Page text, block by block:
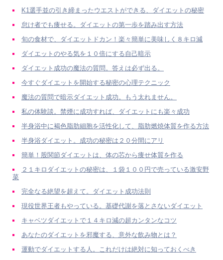
K1選手並の引き締まったウエストができる、ダイエットの秘密
怠け者でも痩せる。ダイエットの第一歩を踏み出す方法
旬の食材で、ダイエットドカン！楽々簡単に美味しく８キロ減
ダイエットのやる気を１０倍にする自己暗示
ダイエット成功の魔法の質問。答えは必ず出る。
今すぐダイエットを開始する秘密の心理テクニック
魔法の質問で暗示ダイエット成功。もう太れません。
私の体験談。禁煙に成功すれば、ダイエットにも楽々成功
半身浴中に褐色脂肪細胞を活性化して、脂肪燃焼体質を作る方法
半身浴ダイエット。成功の秘密は２０分間にアリ
簡単！股関節ダイエットは、体の芯から痩せ体質を作る
２１キロダイエットの秘密は、１袋１００円で売っている激安野
菜
完全なる絶望を超えて。ダイエット成功法則
現役世界王者もやっている。基礎代謝を落とさないダイエット
キャベツダイエットで１４キロ減の超カンタンなコツ
あなたのダイエットを邪魔する、意外な飲み物とは？
運動でダイエットする人。これだけは絶対に知っておくべき